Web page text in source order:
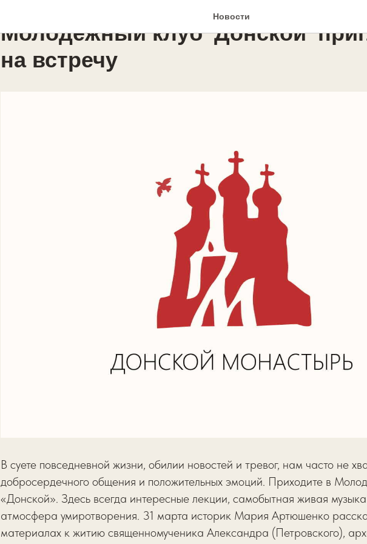
Новости
Молодежный клуб 'Донской'
на встречу
В суете повседневной жизни, обилии новостей и тревог, нам часто не
добросердечного общения и положительных эмоций. Приходите в
«Донской». Здесь всегда интересные лекции, самобытная живая
атмосфера умиротворения. 31 марта историк Мария Артюшенко
материалах к житию священномученика Александра (Петровского),